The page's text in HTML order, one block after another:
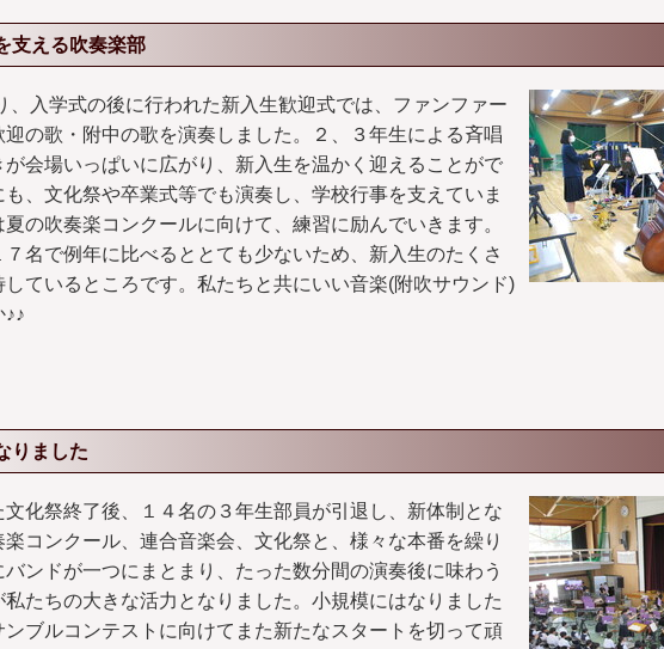
支える吹奏楽部
入学式の後に行われた新入生歓迎式では、ファンファー
迎の歌・附中の歌を演奏しました。２、３年生による斉唱
が会場いっぱいに広がり、新入生を温かく迎えることがで
も、文化祭や卒業式等でも演奏し、学校行事を支えていま
の吹奏楽コンクールに向けて、練習に励んでいきます。
名で例年に比べるととても少ないため、新入生のたくさ
しているところです。私たちと共にいい音楽(附吹サウンド)
♪♪
りました
化祭終了後、１４名の３年生部員が引退し、新体制とな
楽コンクール、連合音楽会、文化祭と、様々な本番を繰り
ンドが一つにまとまり、たった数分間の演奏後に味わう
たちの大きな活力となりました。小規模にはなりました
ンブルコンテストに向けてまた新たなスタートを切って頑